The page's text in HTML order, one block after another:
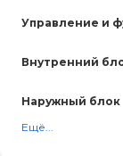
Управление и
Внутренний
Наружный блок
Ещё...